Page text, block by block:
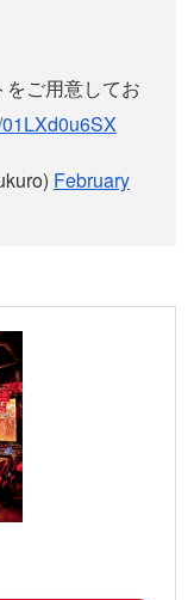
ご用意してお
February